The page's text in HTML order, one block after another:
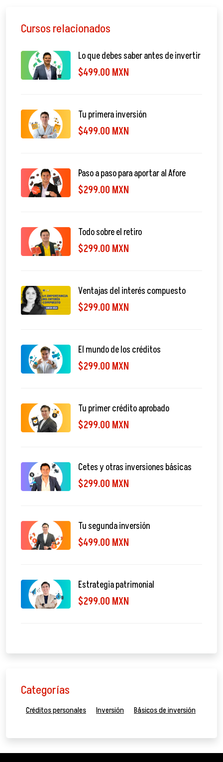
Cursos relacionados
Lo que debes saber antes de invertir
$499.00 MXN
Tu primera inversión
$499.00 MXN
Paso a paso para aportar al Afore
$299.00 MXN
Todo sobre el retiro
$299.00 MXN
Ventajas del interés compuesto
$299.00 MXN
El mundo de los créditos
$299.00 MXN
Tu primer crédito aprobado
$299.00 MXN
Cetes y otras inversiones básicas
$299.00 MXN
Tu segunda inversión
$499.00 MXN
Estrategia patrimonial
$299.00 MXN
Categorías
Créditos personales Inversión Básicos de inversión